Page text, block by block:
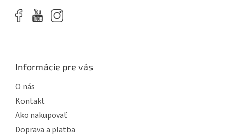
Informácie pre vás
O nás
Kontakt
Ako nakupovať
Doprava a platba